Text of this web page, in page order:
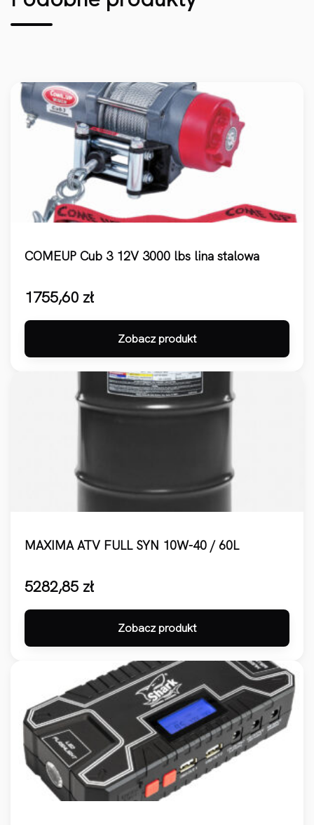
COMEUP Cub 3 12V 3000 lbs lina stalowa
1755,60 zł
Zobacz produkt
MAXIMA ATV FULL SYN 10W-40 / 60L
5282,85 zł
Zobacz produkt